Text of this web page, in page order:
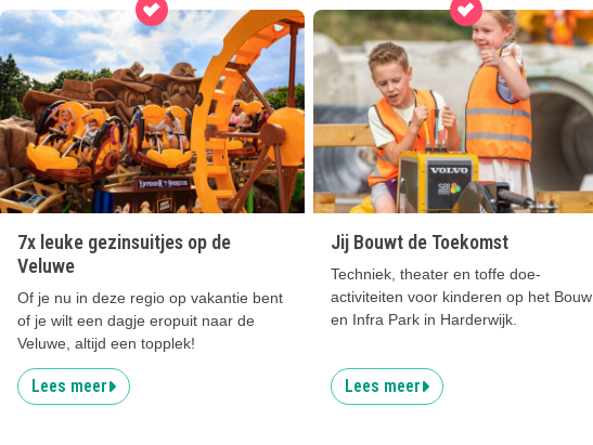
7x leuke gezinsuitjes op de
Veluwe
Of je nu in deze regio op vakantie bent
of je wilt een dagje eropuit naar de
Veluwe, altijd een topplek!
Lees meer
Jij Bouwt de Toekomst
Techniek, theater en toffe doe-
activiteiten voor kinderen op het Bouw
en Infra Park in Harderwijk.
Lees meer